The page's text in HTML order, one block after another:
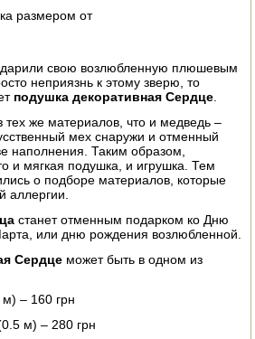
ИНСТРУМЕНТ
размером от
свою возлюбленную плюшевым
неприязнь к этому зверю, то
подушка декоративная Сердце
тех же материалов, что и медведь –
мех снаружи и отменный
наполнения. Таким образом,
и мягкая подушка, и игрушка. Тем
о подборе материалов, которые
аллергии.
станет отменным подарком ко Дню
или дню рождения возлюбленной.
Сердце может быть в одном из
– 160 грн
м) – 280 грн